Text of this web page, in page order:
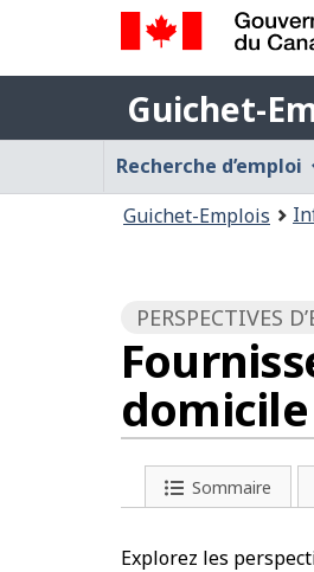
Gouvernement
du
Canada
/
Government
of
Guichet-
Emplois
Guichet-
Menu
Guichet-
Emplois
Recherche d’emploi
Guichet-Emplois
PERSPECTIVES
Sommaire
Explorez les